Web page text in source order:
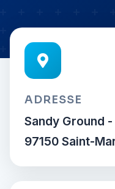
ADRESSE
Sandy Ground -
97150 Saint-